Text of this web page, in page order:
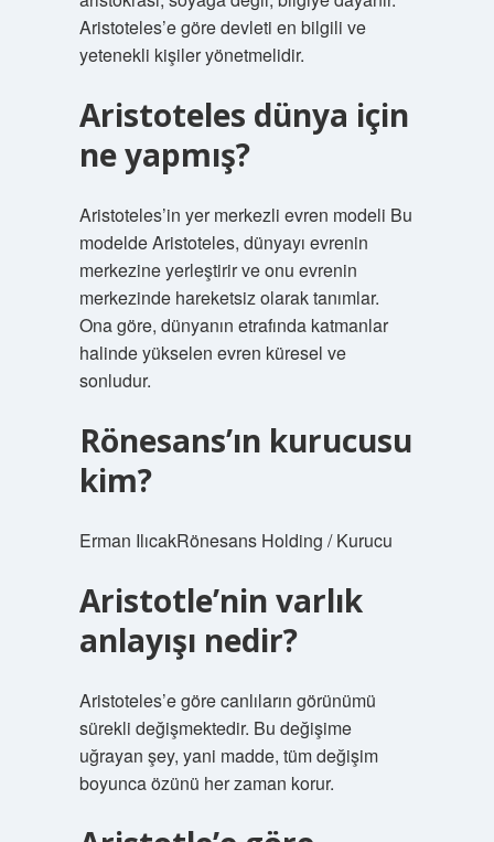
Aristoteles’e göre devleti en bilgili ve
yetenekli kişiler yönetmelidir.
Aristoteles dünya için
ne yapmış?
Aristoteles’in yer merkezli evren modeli Bu
modelde Aristoteles, dünyayı evrenin
merkezine yerleştirir ve onu evrenin
merkezinde hareketsiz olarak tanımlar.
Ona göre, dünyanın etrafında katmanlar
halinde yükselen evren küresel ve
sonludur.
Rönesans’ın kurucusu
kim?
Erman IlıcakRönesans Holding / Kurucu
Aristotle’nin varlık
anlayışı nedir?
Aristoteles’e göre canlıların görünümü
sürekli değişmektedir. Bu değişime
uğrayan şey, yani madde, tüm değişim
boyunca özünü her zaman korur.